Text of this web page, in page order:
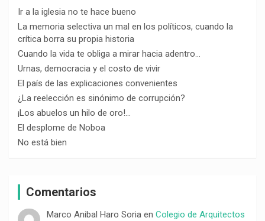
Ir a la iglesia no te hace bueno
La memoria selectiva un mal en los políticos, cuando la
crítica borra su propia historia
Cuando la vida te obliga a mirar hacia adentro…
Urnas, democracia y el costo de vivir
El país de las explicaciones convenientes
¿La reelección es sinónimo de corrupción?
¡Los abuelos un hilo de oro!…
El desplome de Noboa
No está bien
Comentarios
Marco Anibal Haro Soriaen Colegio de Arquitectos